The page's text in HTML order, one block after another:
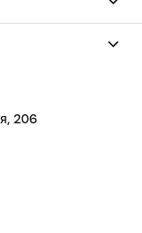
206